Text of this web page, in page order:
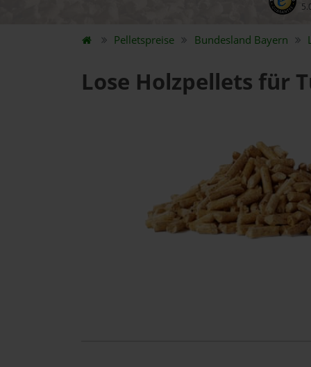
Pelletspreise Bundesland Bayern
Lose Holzpellets für